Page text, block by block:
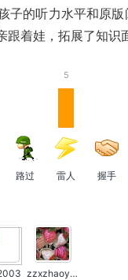
子的听力水平和原
跟着娃，拓展了知
路过
5
雷人 握手
zzxzhaoyuan